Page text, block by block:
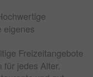
eigenes
Freizeitangebote
für jedes Alter.